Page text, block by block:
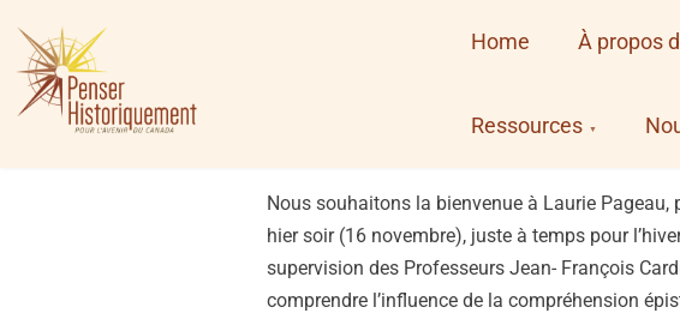
content
Home À propos
Ressources
Nous souhaitons la bienvenue à Laurie
hier soir (16 novembre), juste à temps pour
supervision des Professeurs Jean- François
comprendre l’influence de la compréhension